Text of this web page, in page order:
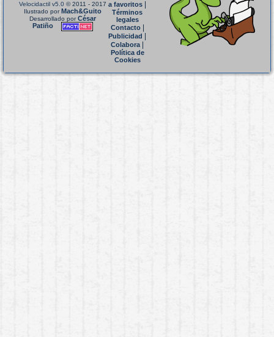
Velocidactil v5.0 © 2011 - 2017
Ilustrado porMach&Guito
Desarrollado porCésar
Patiño
a favoritos
Términos
legales
Contacto|
Publicidad
Colabora|
Política de
Cookies